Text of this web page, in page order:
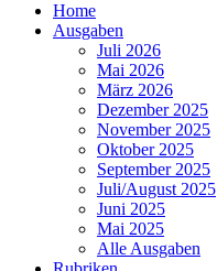
Wirtschaft im Südwesten
Home
Ausgaben
Juli 2026
Mai 2026
März 2026
Dezember 2025
November 2025
Oktober 2025
September 2025
Juli/August 2025
Juni 2025
Mai 2025
Alle Ausgaben